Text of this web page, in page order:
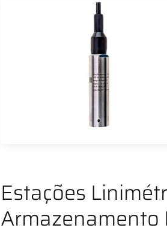
Estações
Armazenamento